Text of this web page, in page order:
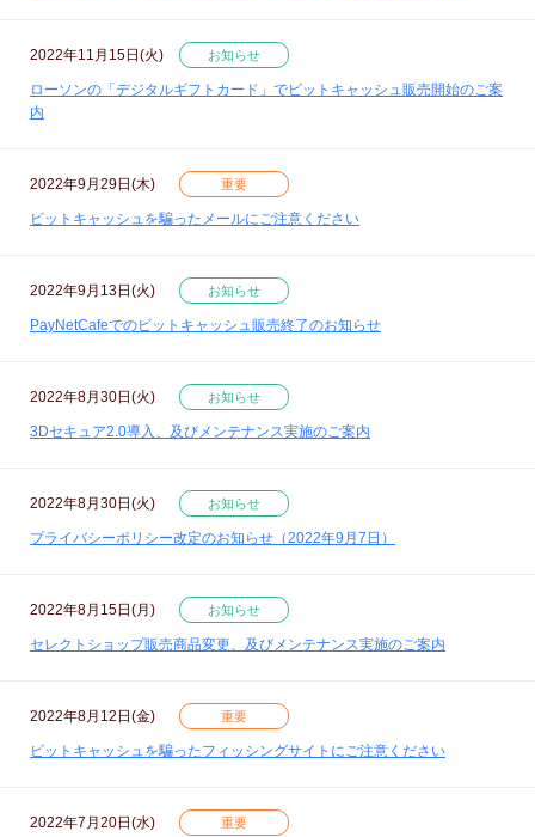
2022年11月15日(火) お知らせ
ローソンの「デジタルギフトカード」でビットキャッシュ販売開始のご案
内
2022年9月29日(木) 重要
ビットキャッシュを騙ったメールにご注意ください
2022年9月13日(火) お知らせ
PayNetCafeでのビットキャッシュ販売終了のお知らせ
2022年8月30日(火) お知らせ
3Dセキュア2.0導入、及びメンテナンス実施のご案内
2022年8月30日(火) お知らせ
プライバシーポリシー改定のお知らせ（2022年9月7日）
2022年8月15日(月) お知らせ
セレクトショップ販売商品変更、及びメンテナンス実施のご案内
2022年8月12日(金) 重要
ビットキャッシュを騙ったフィッシングサイトにご注意ください
2022年7月20日(水) 重要